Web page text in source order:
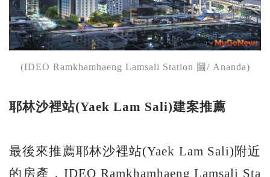
(IDEO Ramkhamhaeng Lamsali Station 圖/ Ananda)
耶林沙裡站(Yaek Lam Sali)建案推薦
最後來推薦耶林沙裡站(Yaek Lam Sali)附近
的房產，IDEO Ramkhamhaeng Lamsali Sta